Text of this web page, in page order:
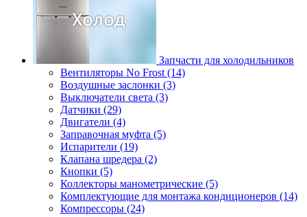
Запчасти для холодильников
Вентиляторы No Frost (14)
Воздушные заслонки (3)
Выключатели света (3)
Датчики (29)
Двигатели (4)
Заправочная муфта (5)
Испарители (19)
Клапана шредера (2)
Кнопки (5)
Коллекторы манометрические (5)
Комплектующие для монтажа кондиционеров (14)
Компрессоры (24)